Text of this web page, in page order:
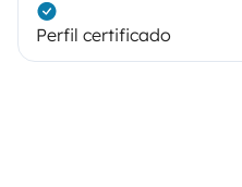
Perfil certificado